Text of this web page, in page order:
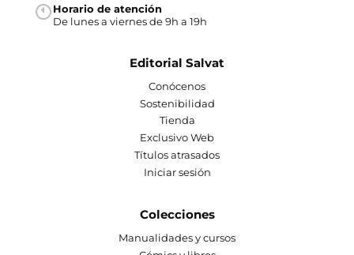
Horario de atención
De lunes a viernes de 9h a 19h
Editorial Salvat
Conócenos
Sostenibilidad
Tienda
Exclusivo Web
Títulos atrasados
Iniciar sesión
Colecciones
Manualidades y cursos